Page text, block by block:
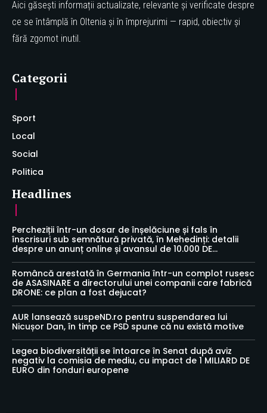
Aici găsești informații actualizate, relevante și verificate despre
ce se întâmplă în Oltenia și în împrejurimi — rapid, obiectiv și
fără zgomot inutil.
Categorii
Sport
Local
Social
Politica
Headlines
Percheziții într-un dosar de înșelăciune și fals în
înscrisuri sub semnătură privată, în Mehedinți: detalii
despre un anunț online și avansul de 10.000 DE...
Româncă arestată în Germania într-un complot rusesc
de ASASINARE a directorului unei companii care fabrică
DRONE: ce plan a fost dejucat?
AUR lansează suspeND.ro pentru suspendarea lui
Nicușor Dan, în timp ce PSD spune că nu există motive
Legea biodiversității se întoarce în Senat după aviz
negativ la comisia de mediu, cu impact de 1 MILIARD DE
EURO din fonduri europene